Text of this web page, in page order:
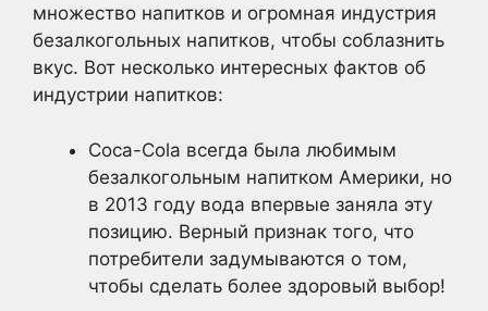
множество напитков и огромная индустрия
безалкогольных напитков, чтобы соблазнить
вкус. Вот несколько интересных фактов об
индустрии напитков:
Coca-Cola всегда была любимым
безалкогольным напитком Америки, но
в 2013 году вода впервые заняла эту
позицию. Верный признак того, что
потребители задумываются о том,
чтобы сделать более здоровый выбор!